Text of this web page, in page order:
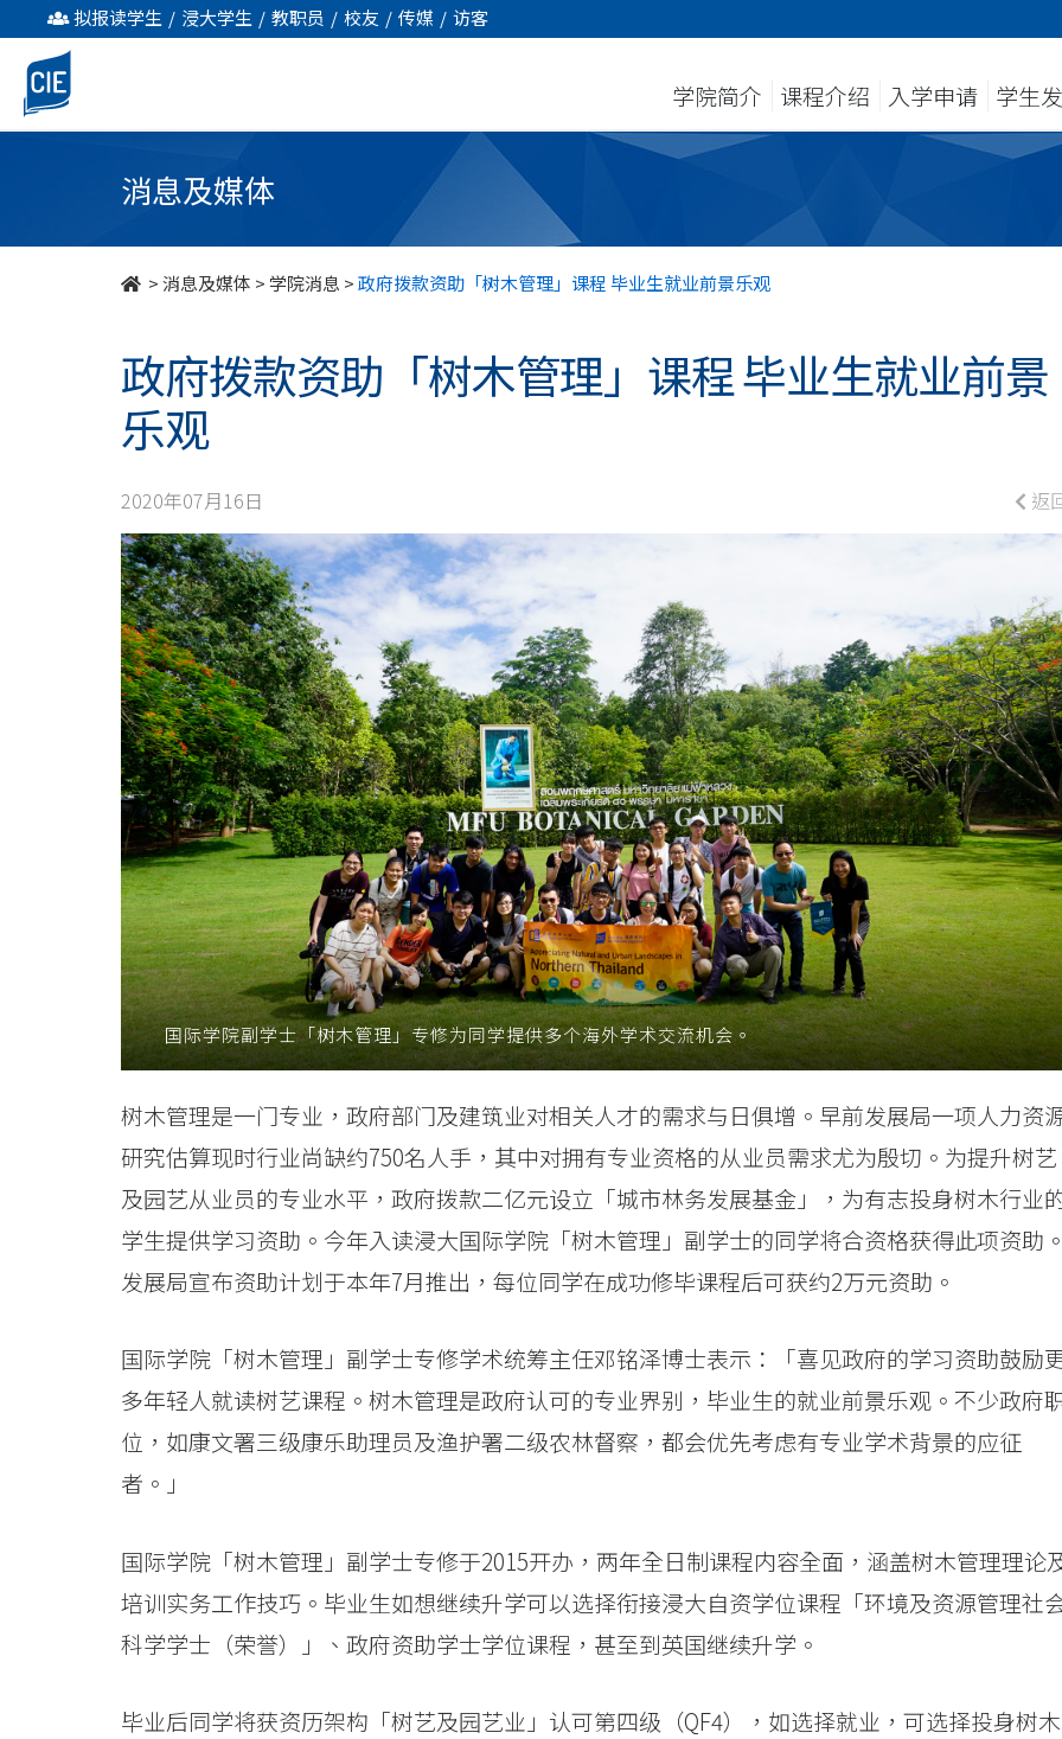
政
府
拨
拟报读学生 / 浸大学生 / 教职员 / 校友 / 传媒 / 访客
学院简介 课程介绍 入学申请 学生
消息及媒体
>消息及媒体 >学院消息 >政府拨款资助「树木管理」课程 毕业生就业前景乐观
政府拨款资助「树木管理」课程 毕业生就业前景
乐观
2020年07月16日 返
国际学院副学士「树木管理」专修为同学提供多个海外学术交流机会。
树木管理是一门专业，政府部门及建筑业对相关人才的需求与日俱增。早前发展局一项人力资
研究估算现时行业尚缺约750名人手，其中对拥有专业资格的从业员需求尤为殷切。为提升树艺
及园艺从业员的专业水平，政府拨款二亿元设立「城市林务发展基金」，为有志投身树木行业
学生提供学习资助。今年入读浸大国际学院「树木管理」副学士的同学将合资格获得此项资助。
发展局宣布资助计划于本年7月推出，每位同学在成功修毕课程后可获约2万元资助。
国际学院「树木管理」副学士专修学术统筹主任邓铭泽博士表示：「喜见政府的学习资助鼓励
多年轻人就读树艺课程。树木管理是政府认可的专业界别，毕业生的就业前景乐观。不少政府
位，如康文署三级康乐助理员及渔护署二级农林督察，都会优先考虑有专业学术背景的应征
者。」
国际学院「树木管理」副学士专修于2015开办，两年全日制课程内容全面，涵盖树木管理理论
培训实务工作技巧。毕业生如想继续升学可以选择衔接浸大自资学位课程「环境及资源管理社
科学学士（荣誉）」、政府资助学士学位课程，甚至到英国继续升学。
毕业后同学将获资历架构「树艺及园艺业」认可第四级（QF4），如选择就业，可选择投身树木